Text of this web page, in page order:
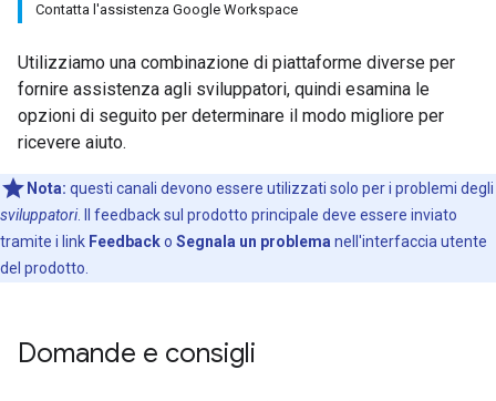
Contatta l'assistenza Google Workspace
Utilizziamo una combinazione di piattaforme diverse per
fornire assistenza agli sviluppatori, quindi esamina le
opzioni di seguito per determinare il modo migliore per
ricevere aiuto.
Nota: questi canali devono essere utilizzati solo per i problemi degli
sviluppatori. Il feedback sul prodotto principale deve essere inviato
tramite i link Feedbacko Segnala un problema nell'interfaccia utente
del prodotto.
Domande e consigli